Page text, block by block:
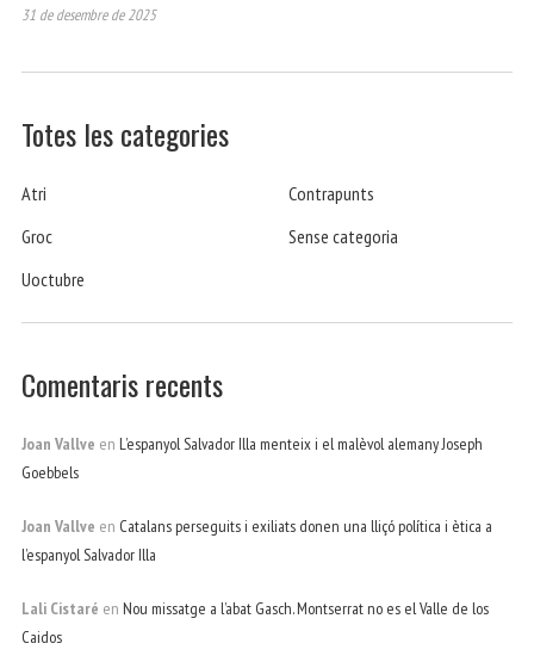
31 de desembre de 2025
Totes les categories
Atri
Contrapunts
Groc
Sense categoria
Uoctubre
Comentaris recents
Joan Vallve en L’espanyol Salvador Illa menteix i el malèvol alemany Joseph
Goebbels
Joan Vallve en Catalans perseguits i exiliats donen una lliçó política i ètica a
l’espanyol Salvador Illa
Lali Cistaré en Nou missatge a l’abat Gasch. Montserrat no es el Valle de los
Caidos